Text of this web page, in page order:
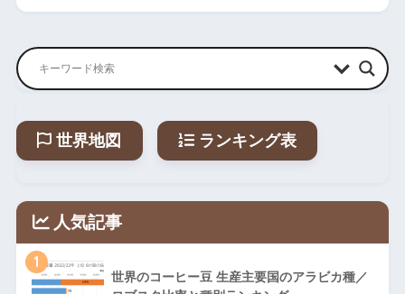
世界地図 ランキング表
人気記事
1
世界のコーヒー豆 生産主要国のアラビカ種／